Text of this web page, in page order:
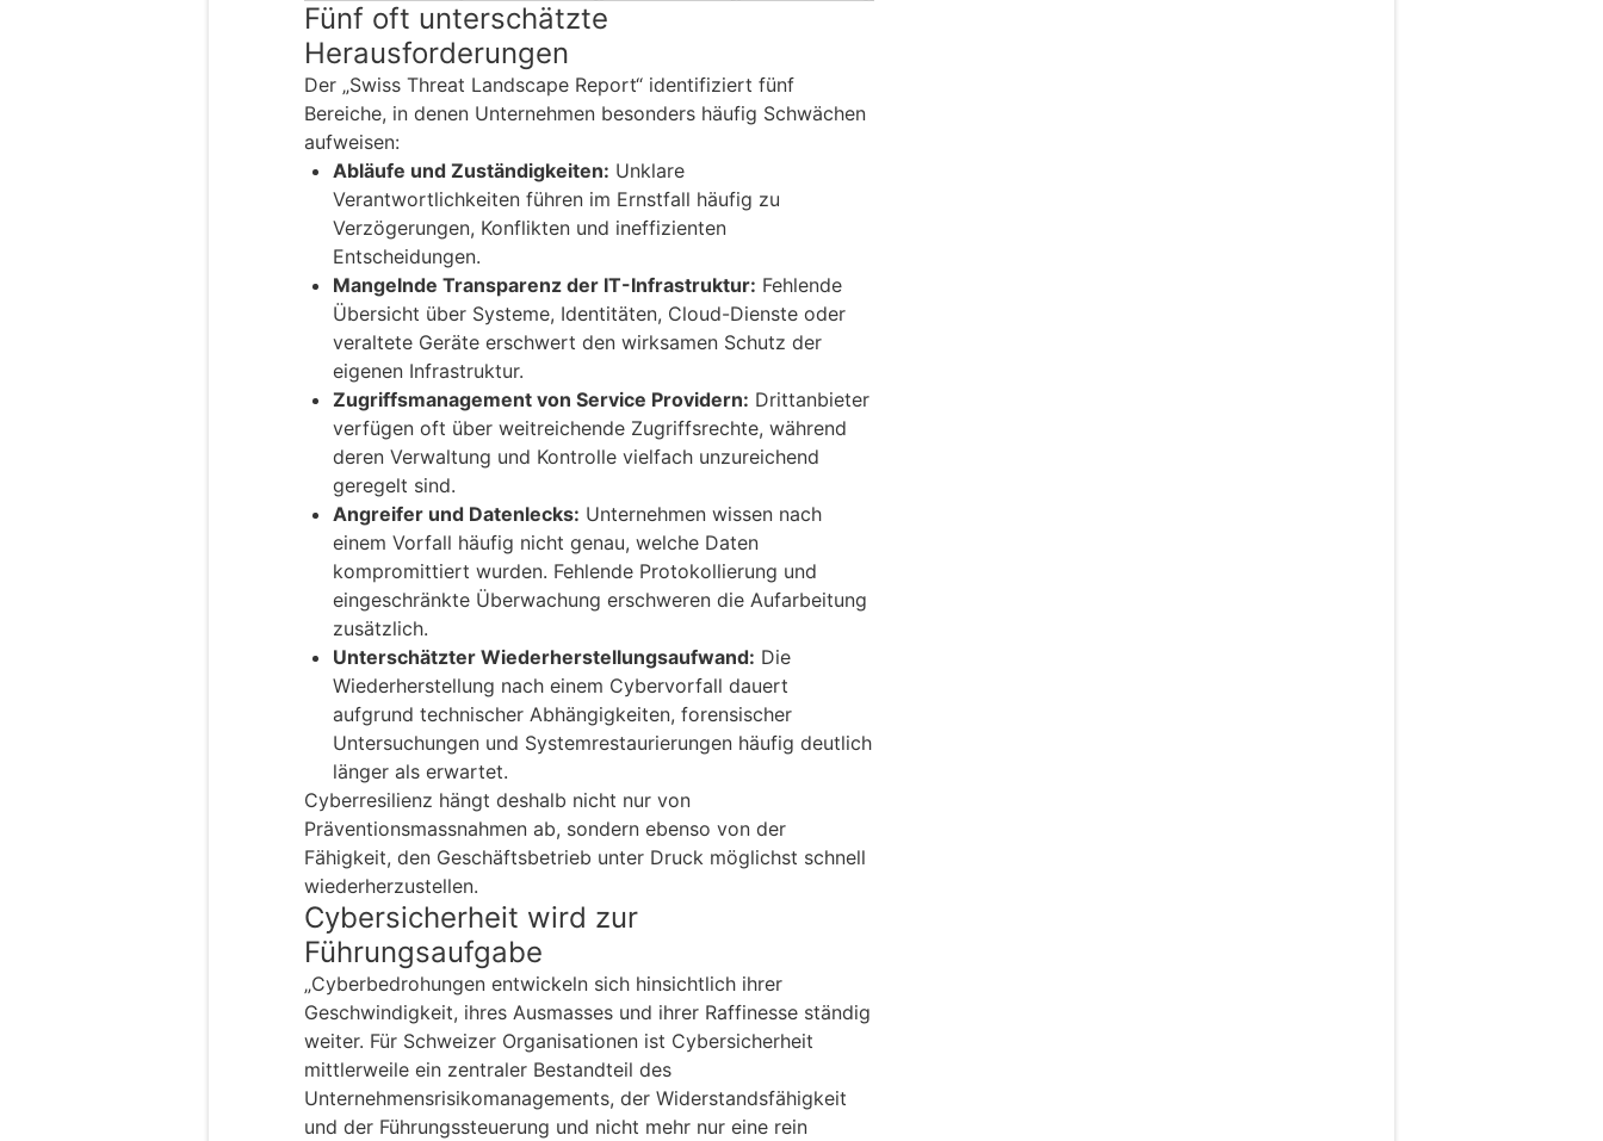
Fünf oft unterschätzte
Herausforderungen
Der „Swiss Threat Landscape Report“ identifiziert fünf
Bereiche, in denen Unternehmen besonders häufig Schwächen
aufweisen:
Abläufe und Zuständigkeiten: Unklare
Verantwortlichkeiten führen im Ernstfall häufig zu
Verzögerungen, Konflikten und ineffizienten
Entscheidungen.
Mangelnde Transparenz der IT-Infrastruktur: Fehlende
Übersicht über Systeme, Identitäten, Cloud-Dienste oder
veraltete Geräte erschwert den wirksamen Schutz der
eigenen Infrastruktur.
Zugriffsmanagement von Service Providern: Drittanbieter
verfügen oft über weitreichende Zugriffsrechte, während
deren Verwaltung und Kontrolle vielfach unzureichend
geregelt sind.
Angreifer und Datenlecks: Unternehmen wissen nach
einem Vorfall häufig nicht genau, welche Daten
kompromittiert wurden. Fehlende Protokollierung und
eingeschränkte Überwachung erschweren die Aufarbeitung
zusätzlich.
Unterschätzter Wiederherstellungsaufwand: Die
Wiederherstellung nach einem Cybervorfall dauert
aufgrund technischer Abhängigkeiten, forensischer
Untersuchungen und Systemrestaurierungen häufig deutlich
länger als erwartet.
Cyberresilienz hängt deshalb nicht nur von
Präventionsmassnahmen ab, sondern ebenso von der
Fähigkeit, den Geschäftsbetrieb unter Druck möglichst schnell
wiederherzustellen.
Cybersicherheit wird zur
Führungsaufgabe
„Cyberbedrohungen entwickeln sich hinsichtlich ihrer
Geschwindigkeit, ihres Ausmasses und ihrer Raffinesse ständig
weiter. Für Schweizer Organisationen ist Cybersicherheit
mittlerweile ein zentraler Bestandteil des
Unternehmensrisikomanagements, der Widerstandsfähigkeit
und der Führungssteuerung und nicht mehr nur eine rein